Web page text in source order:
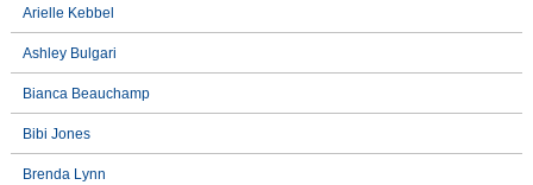
Arielle Kebbel
Ashley Bulgari
Bianca Beauchamp
Bibi Jones
Brenda Lynn